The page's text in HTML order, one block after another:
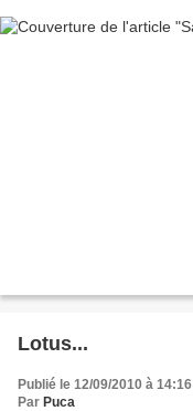
Lotus...
Publié le 12/09/2010 à 14:16
Par Puca